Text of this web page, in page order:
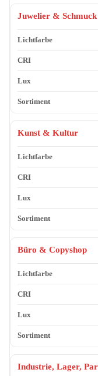
Juwelier & Schmuck
Kunst & Kultur
Büro & Copyshop
Industrie, Lager,